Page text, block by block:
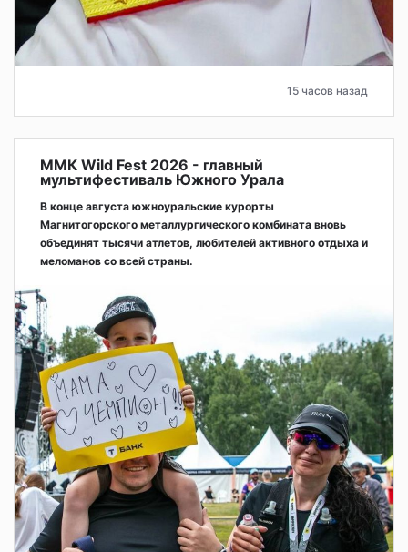
15 часов назад
ММК Wild Fest 2026 - главный
мультифестиваль Южного Урала
В конце августа южноуральские курорты
Магнитогорского металлургического комбината вновь
объединят тысячи атлетов, любителей активного отдыха и
меломанов со всей страны.